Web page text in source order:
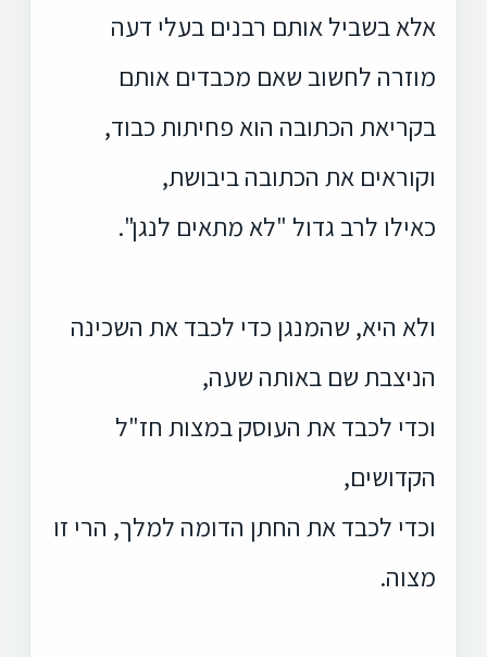
אלא בשביל אותם רבנים בעלי דעה
מוזרה לחשוב שאם מכבדים אותם
בקריאת הכתובה הוא פחיתות כבוד,
וקוראים את הכתובה ביבושת,
כאילו לרב גדול "לא מתאים לנגן".
ולא היא, שהמנגן כדי לכבד את השכינה
הניצבת שם באותה שעה,
וכדי לכבד את העוסק במצות חז"ל
הקדושים,
וכדי לכבד את החתן הדומה למלך, הרי זו
מצוה.